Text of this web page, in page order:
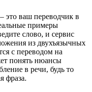
это ваш переводчик в
примеры
слово, и сервис
из двухъязычных
с переводом на
понять нюансы
в речи, будь то
фраза.